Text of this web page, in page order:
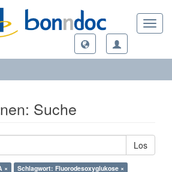
Suche
Los
×
Schlagwort: Fluorodesoxyglukose ×